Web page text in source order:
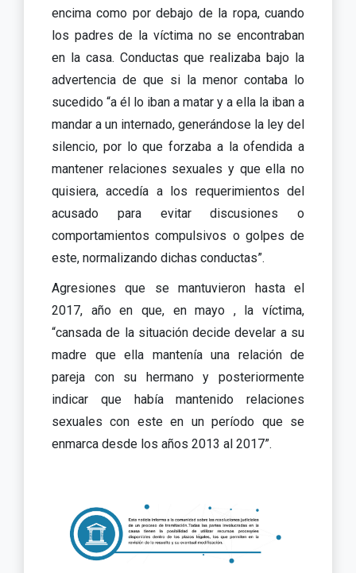
encima como por debajo de la ropa, cuando
los padres de la víctima no se encontraban
en la casa. Conductas que realizaba bajo la
advertencia de que si la menor contaba lo
sucedido “a él lo iban a matar y a ella la iban a
mandar a un internado, generándose la ley del
silencio, por lo que forzaba a la ofendida a
mantener relaciones sexuales y que ella no
quisiera, accedía a los requerimientos del
acusado para evitar discusiones o
comportamientos compulsivos o golpes de
este, normalizando dichas conductas”.
Agresiones que se mantuvieron hasta el
2017, año en que, en mayo , la víctima,
“cansada de la situación decide develar a su
madre que ella mantenía una relación de
pareja con su hermano y posteriormente
indicar que había mantenido relaciones
sexuales con este en un período que se
enmarca desde los años 2013 al 2017”.